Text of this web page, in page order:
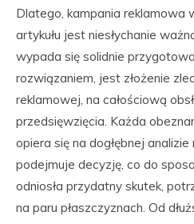
Dlatego, kampania reklamowa
artykułu jest niesłychanie
wypada się solidnie
rozwiązaniem, jest złożenie
reklamowej, na całościową
przedsięwzięcia. Każda
opiera się na dogłębnej
podejmuje decyzję, co do
odniosła przydatny skutek,
na paru płaszczyznach. Od